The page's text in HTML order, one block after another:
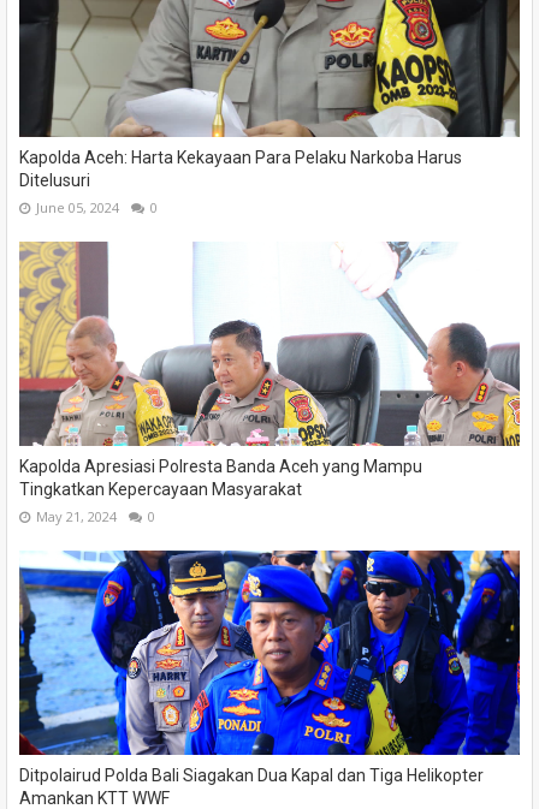
Kapolda Aceh: Harta Kekayaan Para Pelaku Narkoba Harus
Ditelusuri
June 05, 2024 0
Kapolda Apresiasi Polresta Banda Aceh yang Mampu
Tingkatkan Kepercayaan Masyarakat
May 21, 2024 0
Ditpolairud Polda Bali Siagakan Dua Kapal dan Tiga Helikopter
Amankan KTT WWF